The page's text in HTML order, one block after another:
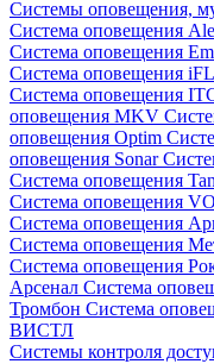
Системы оповещения,
Система оповещения
Система оповещения
Система оповещения
Система оповещения
оповещения MKV
оповещения Optim
оповещения Sonar
Система оповещения
Система оповещения
Система оповещения
Система оповещения
Система оповещения
Арсенал Система
Тромбон Система
ВИСТЛ
Системы контроля